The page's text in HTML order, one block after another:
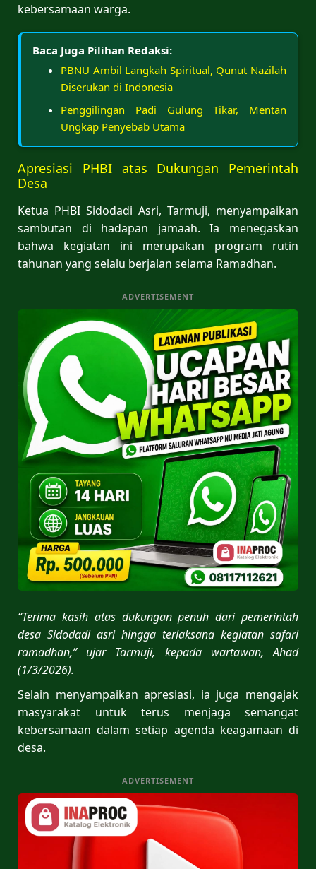
kebersamaan warga.
Baca Juga Pilihan Redaksi:
PBNU Ambil Langkah Spiritual, Qunut Nazilah
Diserukan di Indonesia
Penggilingan Padi Gulung Tikar, Mentan
Ungkap Penyebab Utama
Apresiasi PHBI atas Dukungan Pemerintah
Desa
Ketua PHBI Sidodadi Asri, Tarmuji, menyampaikan
sambutan di hadapan jamaah. Ia menegaskan
bahwa kegiatan ini merupakan program rutin
tahunan yang selalu berjalan selama Ramadhan.
ADVERTISEMENT
“Terima kasih atas dukungan penuh dari pemerintah
desa Sidodadi asri hingga terlaksana kegiatan safari
ramadhan,” ujar Tarmuji, kepada wartawan, Ahad
(1/3/2026).
Selain menyampaikan apresiasi, ia juga mengajak
masyarakat untuk terus menjaga semangat
kebersamaan dalam setiap agenda keagamaan di
desa.
ADVERTISEMENT